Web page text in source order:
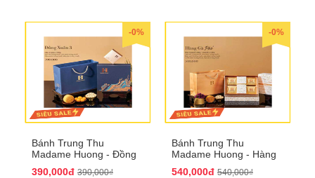
-0%
Bánh Trung Thu
Madame Huong - Đồng
390,000đ 390,000₫
-0%
Bánh Trung Thu
Madame Huong - Hàng
540,000đ 540,000₫